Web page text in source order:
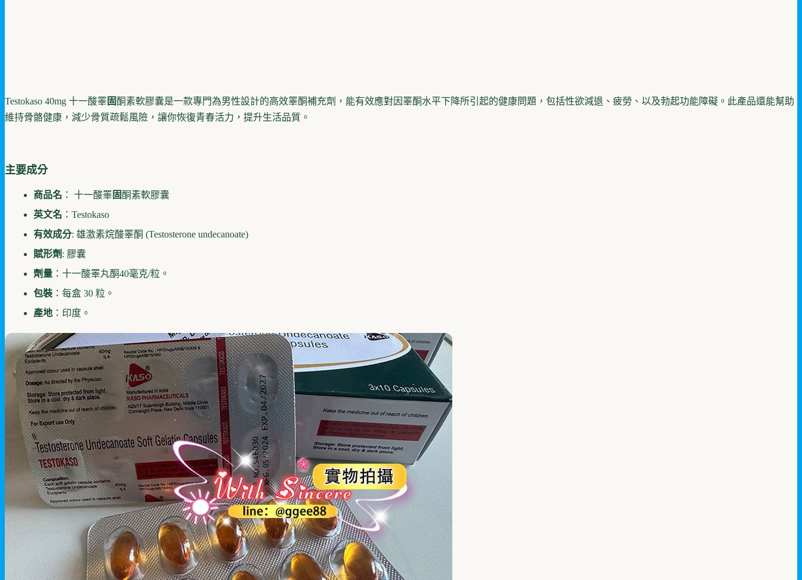
Testokaso 40mg 十一酸睪固酮素軟膠囊是一款專門為男性設計的高效睪酮補充劑，能有效應對因睪酮水平下降所引起的健康問題，包括性欲減退、疲勞、以及勃起功能障礙。此產品還能幫助
維持骨骼健康，減少骨質疏鬆風險，讓你恢復青春活力，提升生活品質。
主要成分
商品名 ： 十一酸睪固酮素軟膠囊
英文名 ：Testokaso
有效成分: 雄激素烷酸睪酮 (Testosterone undecanoate)
賦形劑 : 膠囊
劑量 ：十一酸睪丸酮40毫克/粒。
包裝 ：每盒 30 粒。
產地 ：印度。